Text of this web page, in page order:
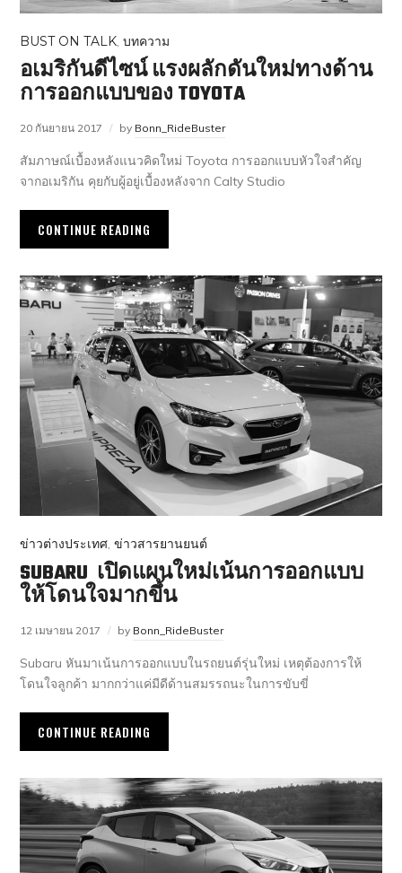
BUST ON TALK ,บทความ
อเมริกันดีไซน์ แรงผลักดันใหม่ทางด้าน
การออกแบบของ TOYOTA
20 กันยายน 2017 by Bonn_RideBuster
สัมภาษณ์เบื้องหลังแนวคิดใหม่ Toyota การออกแบบหัวใจสำคัญ
จากอเมริกัน คุยกับผู้อยู่เบื้องหลังจาก Calty Studio
CONTINUE READING
ข่าวต่างประเทศ,ข่าวสารยานยนต์
SUBARU เปิดแผนใหม่เน้นการออกแบบ
ให้โดนใจมากขึ้น
12 เมษายน 2017 by Bonn_RideBuster
Subaru หันมาเน้นการออกแบบในรถยนต์รุ่นใหม่ เหตุต้องการให้
โดนใจลูกค้า มากกว่าแค่มีดีด้านสมรรถนะในการขับขี่
CONTINUE READING